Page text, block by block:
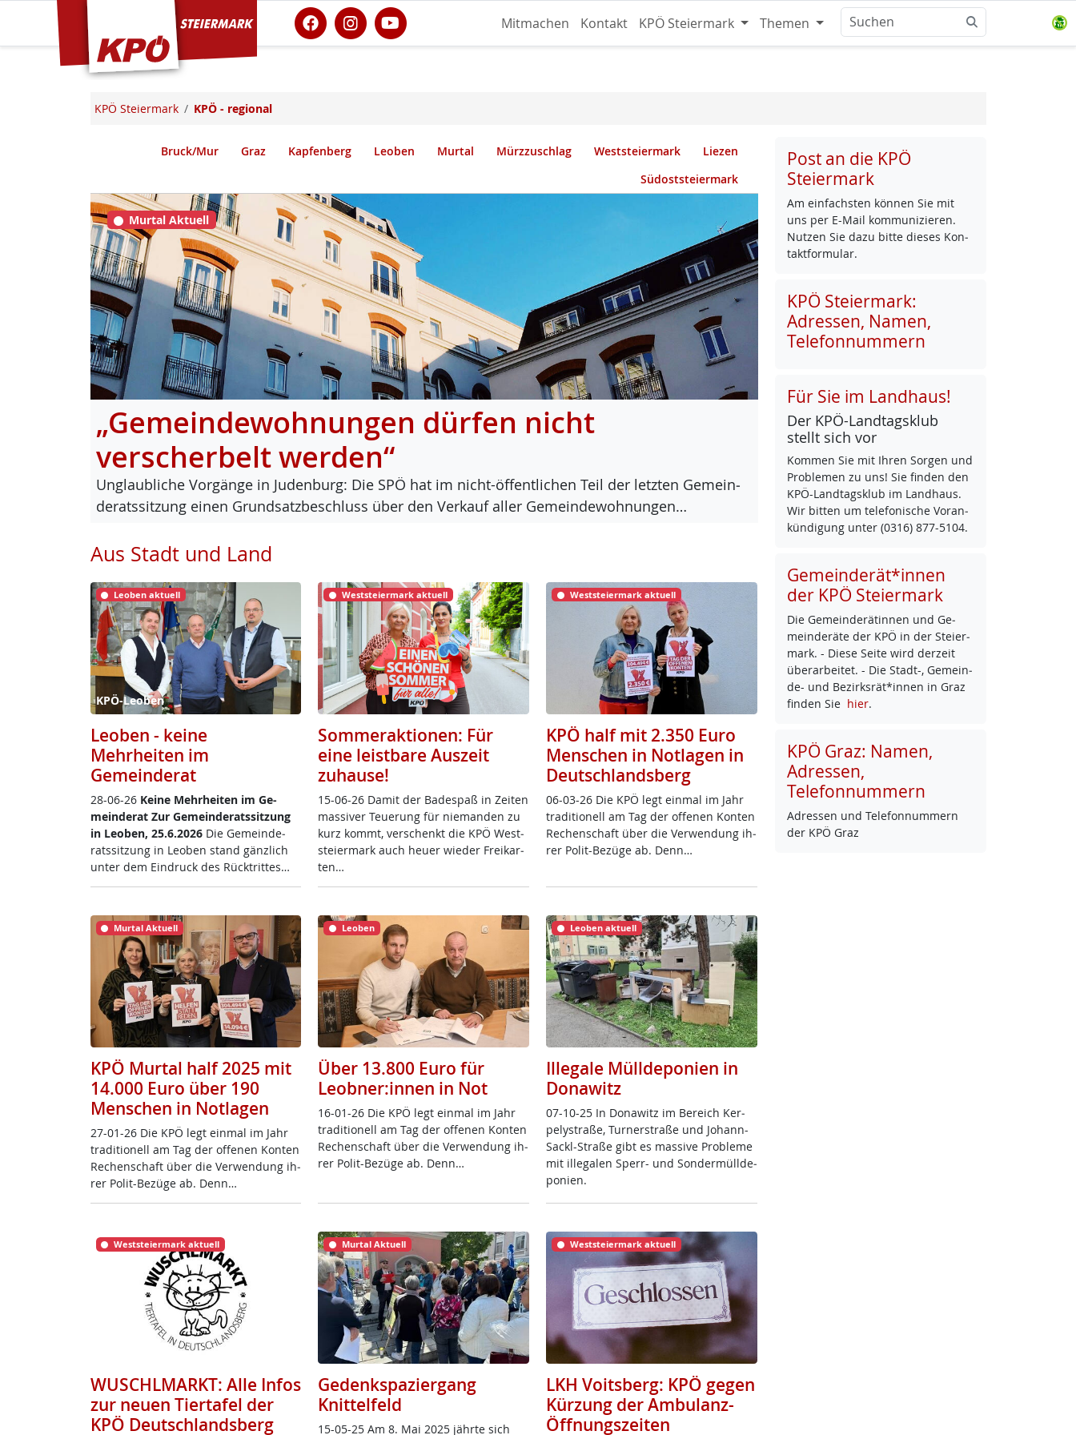
KPÖ Steiermark Mitmachen Kontakt KPÖ Steiermark Themen
KPÖ Steiermark KPÖ - regional
Bruck/Mur Graz Kapfenberg Leoben Murtal Mürzzuschlag Weststeiermark
Liezen
Südoststeiermark
Murtal Aktuell
„Gemeindewohnungen dürfen nicht
verscherbelt werden“
Un­glaub­li­che Vor­gän­ge in Ju­den­burg: Die SPÖ hat im nicht-öf­f­ent­li­chen Teil der letz­ten Ge­mein­
de­rats­sit­zung ei­nen Grund­satz­be­schluss über den Ver­kauf al­ler Ge­mein­de­woh­nun­gen…
Aus Stadt und Land
Leoben aktuell
KPÖ-Leoben
Leoben - keine
Mehrheiten im
Gemeinderat
28-06-26 Kei­ne Mehr­hei­ten im Ge­
mein­de­rat Zur Ge­mein­de­rats­sit­zung
in Leo­ben, 25.6.2026Die Ge­mein­de­
rats­sit­zung in Leo­ben stand gänz­lich
un­ter dem Ein­druck des Rück­trit­tes…
Weststeiermark aktuell
Sommeraktionen: Für
eine leistbare Auszeit
zuhause!
15-06-26 Da­mit der Ba­de­spaß in Zei­ten
mas­si­ver Teue­rung für nie­man­den zu
kurz kommt, ver­schenkt die KPÖ West­
s­tei­er­mark auch heu­er wie­der Frei­k­ar­
ten…
Weststeiermark aktuell
KPÖ half mit 2.350 Euro
Menschen in Notlagen in
Deutschlandsberg
06-03-26 Die KPÖ legt ein­mal im Jahr
tra­di­tio­nell am Tag der of­fe­nen Kon­ten
Re­chen­schaft über die Ver­wen­dung ih­
rer Po­lit-Be­zü­ge ab. Denn…
Murtal Aktuell
KPÖ Murtal half 2025 mit
14.000 Euro über 190
Menschen in Notlagen
27-01-26 Die KPÖ legt ein­mal im Jahr
tra­di­tio­nell am Tag der of­fe­nen Kon­ten
Re­chen­schaft über die Ver­wen­dung ih­
rer Po­lit-Be­zü­ge ab. Denn…
Leoben
Über 13.800 Euro für
Leobner:innen in Not
16-01-26 Die KPÖ legt ein­mal im Jahr
tra­di­tio­nell am Tag der of­fe­nen Kon­ten
Re­chen­schaft über die Ver­wen­dung ih­
rer Po­lit-Be­zü­ge ab. Denn…
Leoben aktuell
Illegale Mülldeponien in
Donawitz
07-10-25 In Do­na­witz im Be­reich Ker­
pe­ly­stra­ße, Tur­ner­stra­ße und Jo­hann-
Sackl-Stra­ße gibt es mas­si­ve Pro­b­le­me
mit il­le­ga­len Sperr- und Son­der­müll­de­
po­ni­en.
Weststeiermark aktuell
WUSCHLMARKT: Alle Infos
zur neuen Tiertafel der
KPÖ Deutschlandsberg
Murtal Aktuell
Gedenkspaziergang
Knittelfeld
15-05-25 Am 8. Mai 2025 jähr­te sich
Weststeiermark aktuell
LKH Voitsberg: KPÖ gegen
Kürzung der Ambulanz-
Öffnungszeiten
Post an die KPÖ
Steiermark
Am ein­fachs­ten kön­nen Sie mit
uns per E-Mail kom­mu­ni­zie­ren.
Nut­zen Sie da­zu bit­te die­ses Kon­
takt­for­mu­lar.
KPÖ Steiermark:
Adressen, Namen,
Telefonnummern
Für Sie im Landhaus!
Der KPÖ-Land­tags­klub
stellt sich vor
Kom­men Sie mit Ih­ren Sor­gen und
Pro­b­le­men zu uns! Sie fin­den den
KPÖ-Land­tags­klub im Land­haus.
Wir bit­ten um te­le­fo­ni­sche Vor­an­
kün­di­gung un­ter (0316) 877-5104.
Gemeinderät*innen
der KPÖ Steiermark
Die Ge­mein­de­rä­tin­nen und Ge­
mein­de­rä­te der KPÖ in der Stei­er­
mark. - Die­se Sei­te wird der­zeit
über­ar­bei­tet. - Die Stadt-, Ge­mein­
de- und Be­zirks­rät*in­nen in Graz
fin­den Sie hier.
KPÖ Graz: Namen,
Adressen,
Telefonnummern
Adres­sen und Te­le­fon­num­mern
der KPÖ Graz